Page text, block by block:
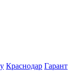
Краснодар Гарант